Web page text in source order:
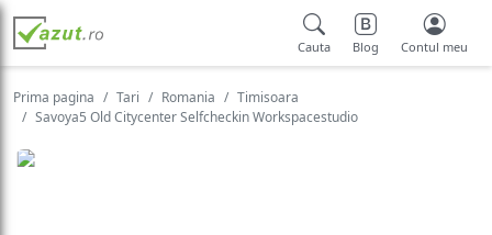
Cauta Blog Contul meu
Prima pagina Tari Romania
Timisoara
Savoya5 Old Citycenter Selfcheckin Workspacestudio